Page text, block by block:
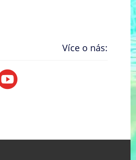
Více o nás: